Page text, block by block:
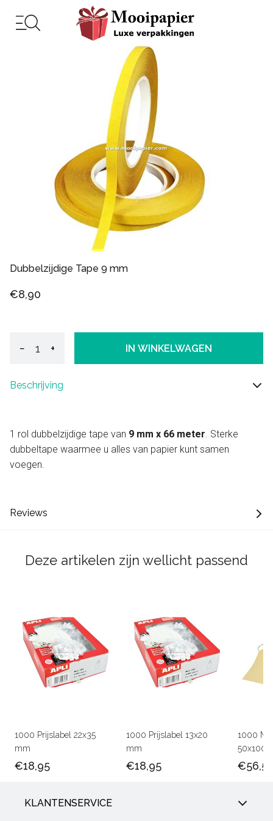
Dubbelzijdige Tape 9 mm
€8,90
− + IN WINKELWAGEN
Beschrijving
1 rol dubbelzijdige tape van 9 mm x 66 meter. Sterke
dubbeltape waarmee u alles van papier kunt samen
voegen.
Reviews
Deze artikelen zijn wellicht passend
1000 Prijslabel 22x35
mm
€18,95
1000 Prijslabel 13x20
mm
€18,95
1000
KLANTENSERVICE